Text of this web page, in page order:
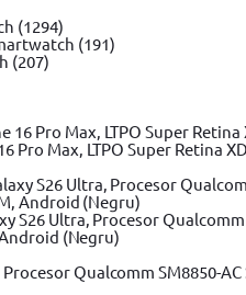
(1294)
(191)
(207)
Max, LTPO Super Retina
S26 Ultra, Procesor Qualcomm
Android (Negru)